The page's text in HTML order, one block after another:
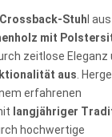
Stuh l aus
mit
zeitlose Eleganz
aus .
erfahrenen
langjähriger
hochwertige